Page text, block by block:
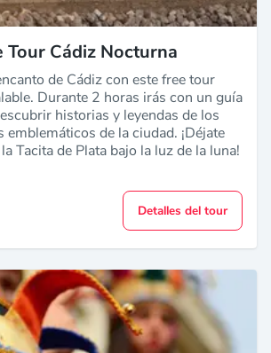
Tour Cádiz Nocturna
de Cádiz con este free tour
Durante 2 horas irás con un guía
historias y leyendas de los
emblemáticos de la ciudad. ¡Déjate
Tacita de Plata bajo la luz de la luna!
Detalles del tour